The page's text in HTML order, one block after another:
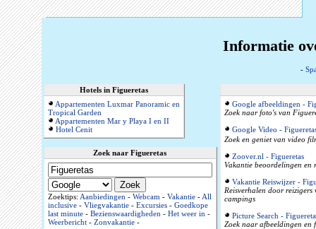
Informatie
-
Hotels in Figueretas
Appartementen Luxmar Panoramic en
Tropical Garden
Appartementen Mar y Playa I en II
Hotel Cenit
Zoek naar Figueretas
Zoektips: Aanbiedingen- Webcam- Vakantie-All
inclusive- Vliegvakantie- Excursies- Goedkope
last minute- Bezienswaardigheden- Het weer in-
Weerbericht- Zonvakantie-
Google afbeeldingen -
Zoek naar foto's van
Google Video -
Zoek en geniet van video
Zoover.nl - Figueretas
Vakantie beoordelingen en
Vakantie Reiswijzer -
Reisverhalen door reizigers
campings
Picture Search -
Zoek naar afbeeldingen en